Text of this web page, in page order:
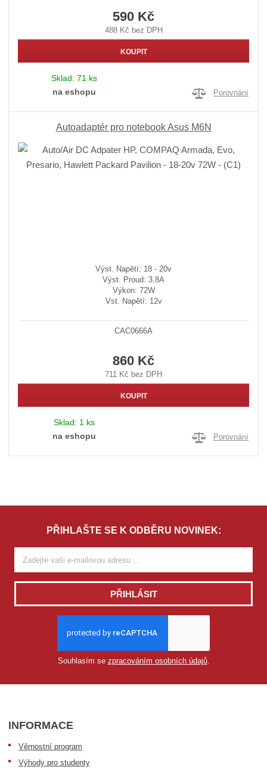
590 Kč
488 Kč bez DPH
KOUPIT
Sklad: 71 ks
na eshopu
Porovnání
Autoadaptér pro notebook Asus M6N
Výst. Napětí: 18 - 20v
Výst. Proud: 3,8A
Výkon: 72W
Vst. Napětí: 12v
CAC0666A
860 Kč
711 Kč bez DPH
KOUPIT
Sklad: 1 ks
na eshopu
Porovnání
PŘIHLAŠTE SE K ODBĚRU NOVINEK:
PŘIHLÁSIT
Souhlasím se zpracováním osobních údajů.
INFORMACE
Věrnostní program
Výhody pro studenty